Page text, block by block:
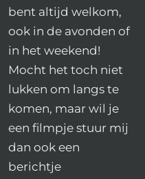
bent altijd welkom,
ook in de avonden of
in het weekend!
Mocht het toch niet
lukken om langs te
komen, maar wil je
een filmpje stuur mij
dan ook een
berichtje